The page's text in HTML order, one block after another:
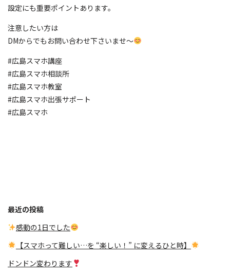
設定にも重要ポイントあります。
注意したい方は
DMからでもお問い合わせ下さいませ〜
#広島スマホ講座
#広島スマホ相談所
#広島スマホ教室
#広島スマホ出張サポート
#広島スマホ
最近の投稿
感動の1日でした
【スマホって難しい…を “楽しい！” に変えるひと時】
ドンドン変わります